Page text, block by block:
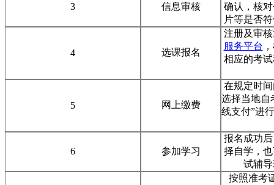
3 信息审核
确认，核
片等是否
4 选课报名
注册及审
服务平台
相应的考
5 网上缴费
在规定时
选择当地自
线支付”进
6 参加学习
报名成功
择自学，
试辅
按照准考